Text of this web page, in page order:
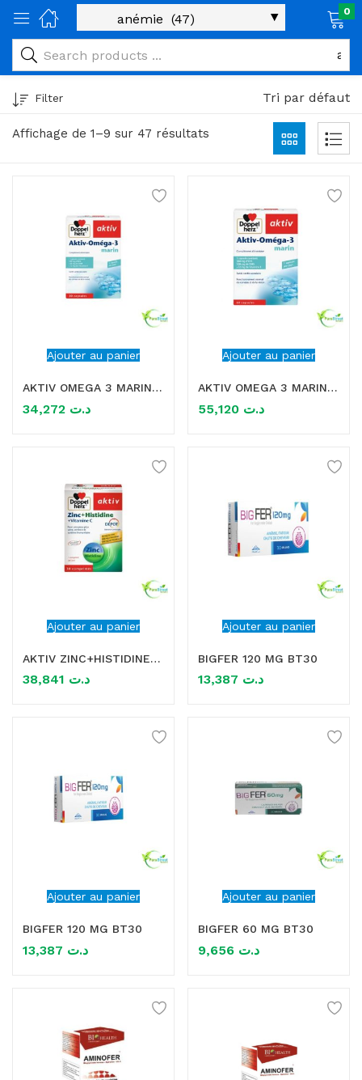
alimentaires)
médical)
0
Affichage de 1–9 sur 47 résultats
Filter Tri par défaut
Ajouter au panier
AKTIV OMEGA 3 MARIN 30 CAPSULES
د.ت
Ajouter au panier
AKTIV OMEGA 3 MARIN 60 CAPSULES
د.ت
Ajouter au panier
AKTIV ZINC+HISTIDINE+VITAMINE C 30 COMPRIMES
د.ت
Ajouter au panier
BIGFER 120 MG BT30
د.ت
Ajouter au panier
BIGFER 120 MG BT30
د.ت
Ajouter au panier
BIGFER 60 MG BT30
د.ت